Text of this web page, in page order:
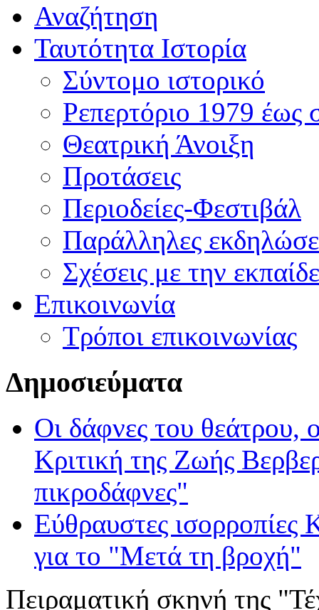
Αναζήτηση
Ταυτότητα Ιστορία
Σύντομο ιστορικό
Ρεπερτόριο 1979 έως
Θεατρική Άνοιξη
Προτάσεις
Περιοδείες-Φεστιβάλ
Παράλληλες
Σχέσεις με την
Επικοινωνία
Τρόποι επικοινωνίας
Δημοσιεύματα
Οι δάφνες του θεάτρου,
Κριτική της Ζωής
πικροδάφνες"
Εύθραυστες ισορροπίες
για το "Μετά τη βροχή"
Πειραματική σκηνή της